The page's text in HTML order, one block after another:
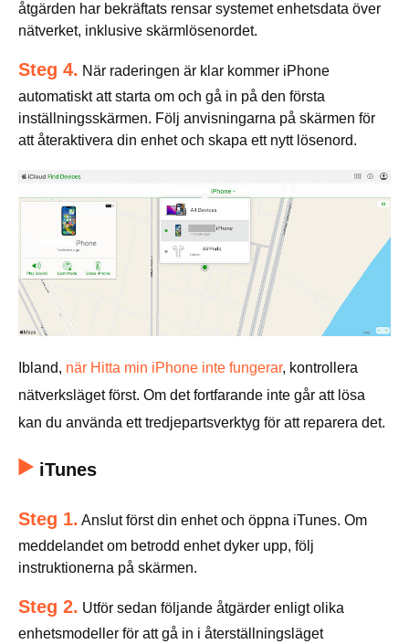
åtgärden har bekräftats rensar systemet enhetsdata över
nätverket, inklusive skärmlösenordet.
Steg 4. När raderingen är klar kommer iPhone
automatiskt att starta om och gå in på den första
inställningsskärmen. Följ anvisningarna på skärmen för
att återaktivera din enhet och skapa ett nytt lösenord.
Ibland, när Hitta min iPhone inte fungerar, kontrollera
nätverksläget först. Om det fortfarande inte går att lösa
kan du använda ett tredjepartsverktyg för att reparera det.
iTunes
Steg 1. Anslut först din enhet och öppna iTunes. Om
meddelandet om betrodd enhet dyker upp, följ
instruktionerna på skärmen.
Steg 2. Utför sedan följande åtgärder enligt olika
enhetsmodeller för att gå in i återställningsläget